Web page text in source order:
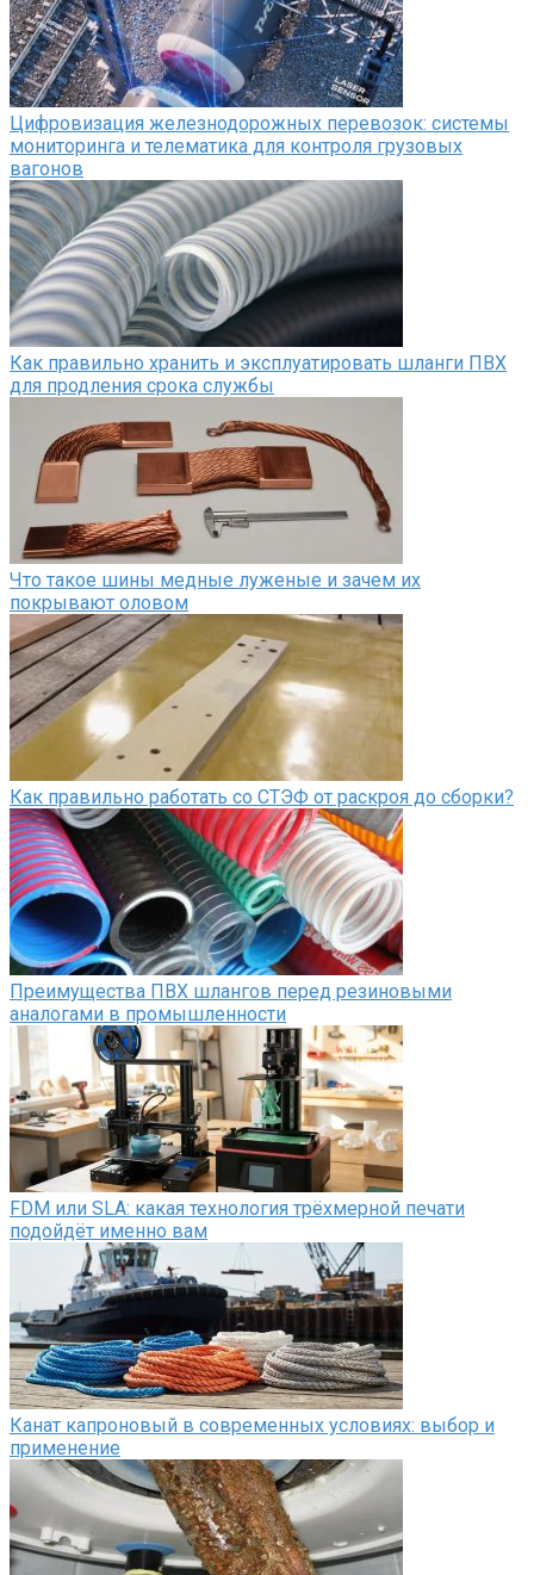
Цифровизация железнодорожных перевозок: системы
мониторинга и телематика для контроля грузовых
вагонов
Как правильно хранить и эксплуатировать шланги ПВХ
для продления срока службы
Что такое шины медные луженые и зачем их
покрывают оловом
Как правильно работать со СТЭФ от раскроя до сборки?
Преимущества ПВХ шлангов перед резиновыми
аналогами в промышленности
FDM или SLA: какая технология трёхмерной печати
подойдёт именно вам
Канат капроновый в современных условиях: выбор и
применение